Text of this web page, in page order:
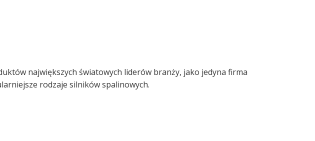
największych światowych liderów branży, jako jedyna firma
rodzaje silników spalinowych.